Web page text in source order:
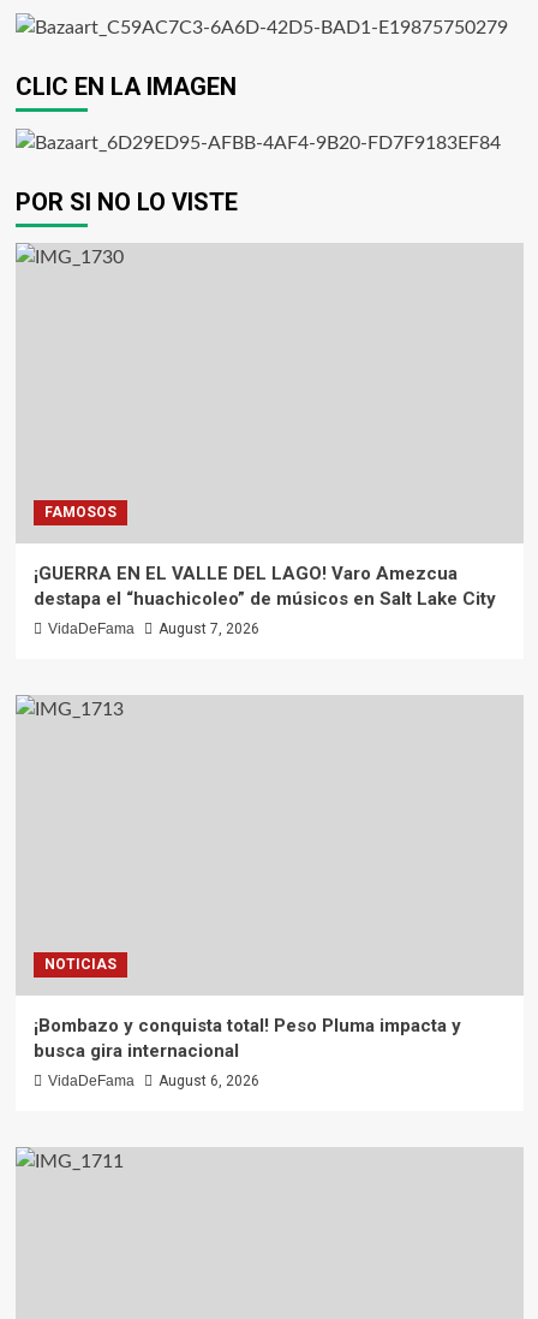
CLIC EN LA IMAGEN
POR SI NO LO VISTE
FAMOSOS
¡GUERRA EN EL VALLE DEL LAGO! Varo Amezcua
destapa el “huachicoleo” de músicos en Salt Lake City
VidaDeFama August 7, 2026
NOTICIAS
¡Bombazo y conquista total! Peso Pluma impacta y
busca gira internacional
VidaDeFama August 6, 2026